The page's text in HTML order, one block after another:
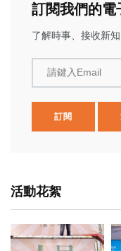
訂閱我們的電
了解時事、接收新
請鍵入Email
訂閱
活動花絮